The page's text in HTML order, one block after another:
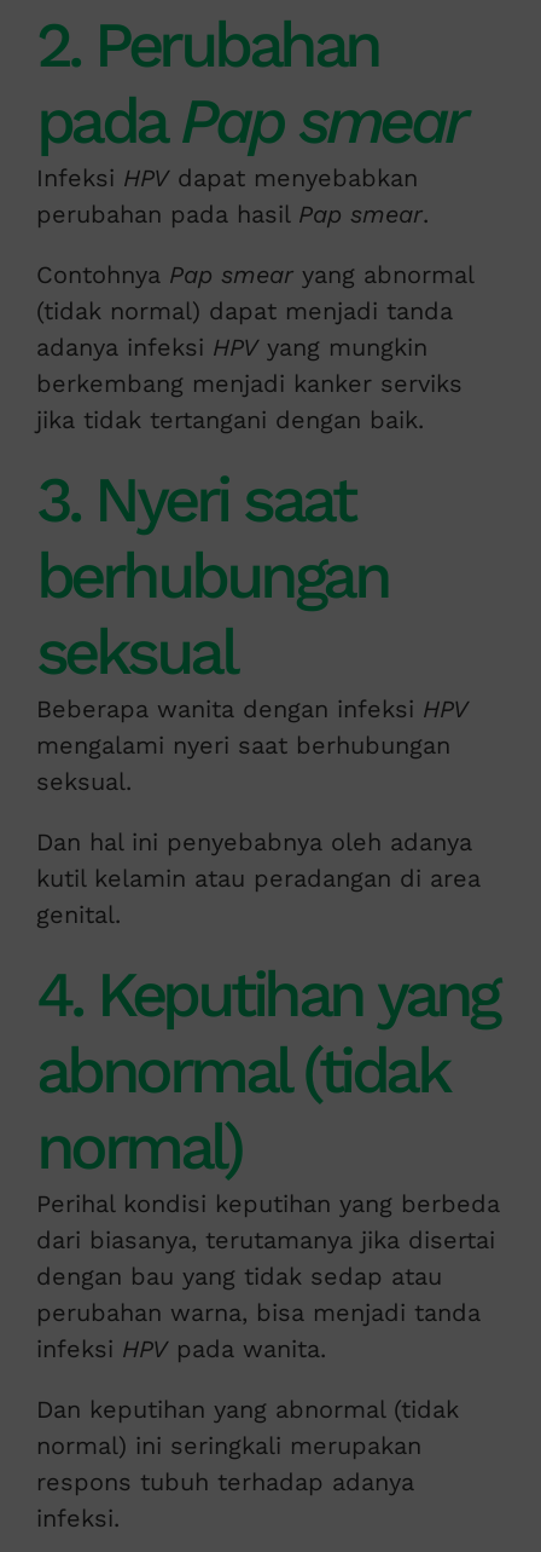
2. Perubahan
padaPap smear
Infeksi HPVdapat menyebabkan
perubahan pada hasil Pap smear.
Contohnya Pap smearyang abnormal
(tidak normal) dapat menjadi tanda
adanya infeksi HPVyang mungkin
berkembang menjadi kanker serviks
jika tidak tertangani dengan baik.
3. Nyeri saat
berhubungan
seksual
Beberapa wanita dengan infeksi HPV
mengalami nyeri saat berhubungan
seksual.
Dan hal ini penyebabnya oleh adanya
kutil kelamin atau peradangan di area
genital.
4. Keputihan yang
abnormal (tidak
normal)
Perihal kondisi keputihan yang berbeda
dari biasanya, terutamanya jika disertai
dengan bau yang tidak sedap atau
perubahan warna, bisa menjadi tanda
infeksi HPVpada wanita.
Dan keputihan yang abnormal (tidak
normal) ini seringkali merupakan
respons tubuh terhadap adanya
infeksi.